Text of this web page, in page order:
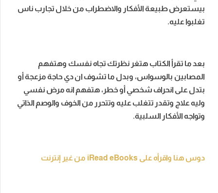
بيستعرض طبيعة الأفكار والاضطراب من خلال تجارب ناس
تغلبوا عليه.
بعد ما تقرأ الكتاب هتغر نظرتك تجاه نفسك وهتفهم
المصابين بالوسواس، وبدل ما تشوف ان دي حاجة مزعجة أو
بتدل على انحراف شخصي أو خطر، هتفهم انه مرض نفسي
وليه علاج وتقدر تتغلب عليه وتتحرر من الخوف والوصم الذاتي
وتواجه الأفكار السلبية.
دوس هنا واقرأه على iRead eBooks من غير إنترنت